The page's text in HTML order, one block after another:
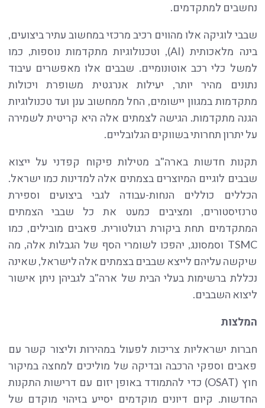
נחשבים למתקדמים.
שבבי לוגיקה אלו מהווים רכיב מרכזי במחשוב עתיר ביצועים,
בינה מלאכותית (AI), וטכנולוגיות מתקדמות נוספות, כמו
למשל כלי רכב אוטונומיים. שבבים אלו מאפשרים עיבוד
נתונים מהיר יותר, יעילות אנרגטית משופרת ויכולות
מתקדמות במגוון יישומים, החל ממחשוב ענן ועד טכנולוגיות
הגנה מתקדמות. הגישה לצמתים אלה היא קריטית לשמירה
על יתרון תחרותי בשווקים הגלובליים.
תקנות חדשות בארה"ב מטילות פיקוח קפדני על ייצוא
שבבים לוגיים המיוצרים בצמתים אלה למדינות כמו ישראל.
הכללים כוללים הנחות-עבודה לגבי ביצועים וספירת
טרנזיסטורים, ומציבים כמעט את כל שבבי הצמתים
המתקדמים תחת ביקורת רגולטורית. פאבים מובילים, כמו
TSMC וסמסונג, יהפכו לשומרי הסף של הגבלות אלה, מה
שיקשה עליהם לייצא שבבים בצמתים אלה לישראל, שאינה
נכללת ברשימות בעלי הבית של ארה"ב לגביהן ניתן אישור
ליצוא השבבים.
המלצות
חברות ישראליות צריכות לפעול במהירות וליצור קשר עם
פאבים וספקי הרכבה ובדיקה של מוליכים למחצה במיקור
חוץ (OSAT) כדי להתמודד באופן יזום עם דרישות התקנות
החדשות. קיום דיונים מוקדמים יסייע בזיהוי מוקדם של